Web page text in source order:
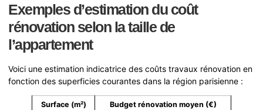
Exemples d’estimation du coût
rénovation selon la taille de
l’appartement
Voici une estimation indicatrice des coûts travaux rénovation en
fonction des superficies courantes dans la région parisienne :
Surface (m²) Budget rénovation moyen (€)